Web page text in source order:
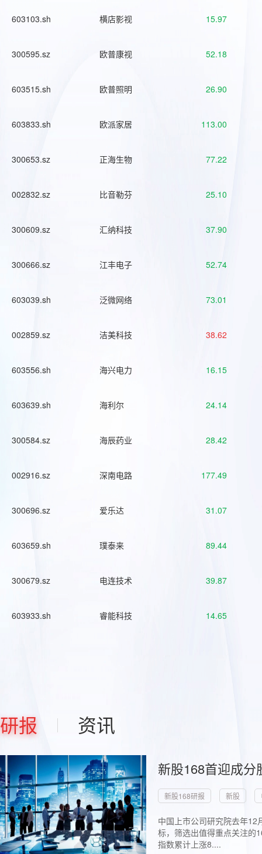
603103.sh 横店影视 15.97
300595.sz 欧普康视 52.18
603515.sh 欧普照明 26.90
603833.sh 欧派家居 113.00
300653.sz 正海生物 77.22
002832.sz 比音勒芬 25.10
300609.sz 汇纳科技 37.90
300666.sz 江丰电子 52.74
603039.sh 泛微网络 73.01
002859.sz 洁美科技 38.62
603556.sh 海兴电力 16.15
603639.sh 海利尔 24.14
300584.sz 海辰药业 28.42
002916.sz 深南电路 177.49
300696.sz 爱乐达 31.07
603659.sh 璞泰来 89.44
300679.sz 电连技术 39.87
603933.sh 睿能科技 14.65
研报 资讯
新股168首迎成
新股168研报 新股
中国上市公司研究院去年
标，筛选出值得重点关注的
指数累计上涨8....